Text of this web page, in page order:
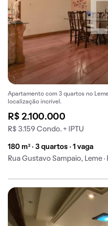
Apartamento com 3 quartos no
localização incrível.
R$ 2.100.000
R$ 3.159 Condo. + IPTU
180 m² · 3 quartos · 1 vaga
Rua Gustavo Sampaio, Leme